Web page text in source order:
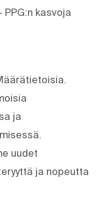
PPG:n kasvoja
ja
uudet
ja nopeutta